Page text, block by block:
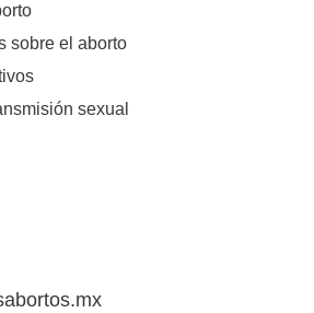
sobre el aborto
sexual